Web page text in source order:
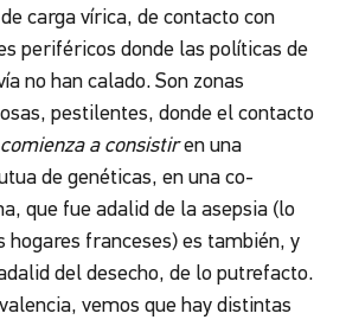
carga vírica, de contacto con
periféricos donde las políticas de
no han calado. Son zonas
pestilentes, donde el contacto
comienza a consistiren una
de genéticas, en una co-
que fue adalid de la asepsia (lo
hogares franceses) es también, y
del desecho, de lo putrefacto.
vemos que hay distintas